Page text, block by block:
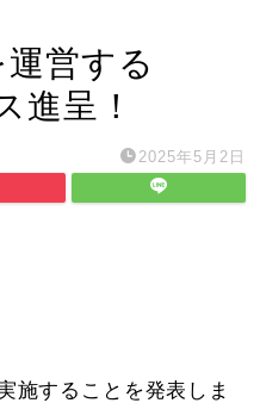
営する
進呈！
2025年5月2日
施することを発表しま